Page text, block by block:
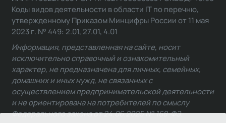
Коды видов деятельности в области IT по перечню,
утвержденному Приказом Минцифры России от 11 мая
2023 г. № 449: 2.01, 27.01, 4.01
Информация, представленная на сайте, носит
исключительно справочный и ознакомительный
характер, не предназначена для личных, семейных,
домашних и иных нужд, не связанных с
осуществлением предпринимательской деятельности
и не ориентирована на потребителей по смыслу
Федерального закона от 24.06.2025 № 168-ФЗ.